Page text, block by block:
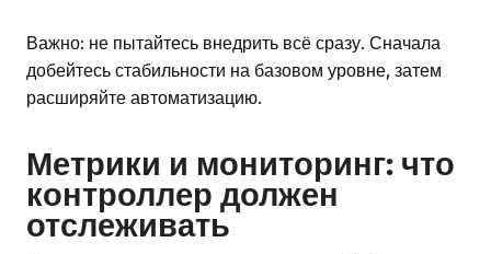
Важно: не пытайтесь внедрить всё сразу. Сначала
добейтесь стабильности на базовом уровне, затем
расширяйте автоматизацию.
Метрики и мониторинг: что
контроллер должен
отслеживать